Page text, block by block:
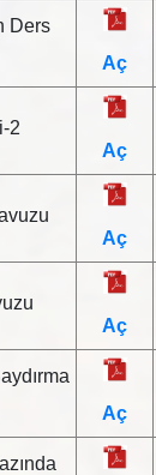
Ders
Aç
2
Aç
Aç
Aç
Aç